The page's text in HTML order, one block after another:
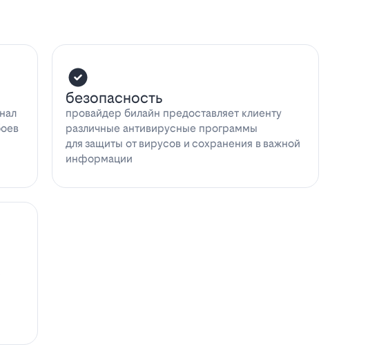
безопасность
провайдер билайн предоставляет клиенту
различные антивирусные программы
для защиты от вирусов и сохранения в важной
информации